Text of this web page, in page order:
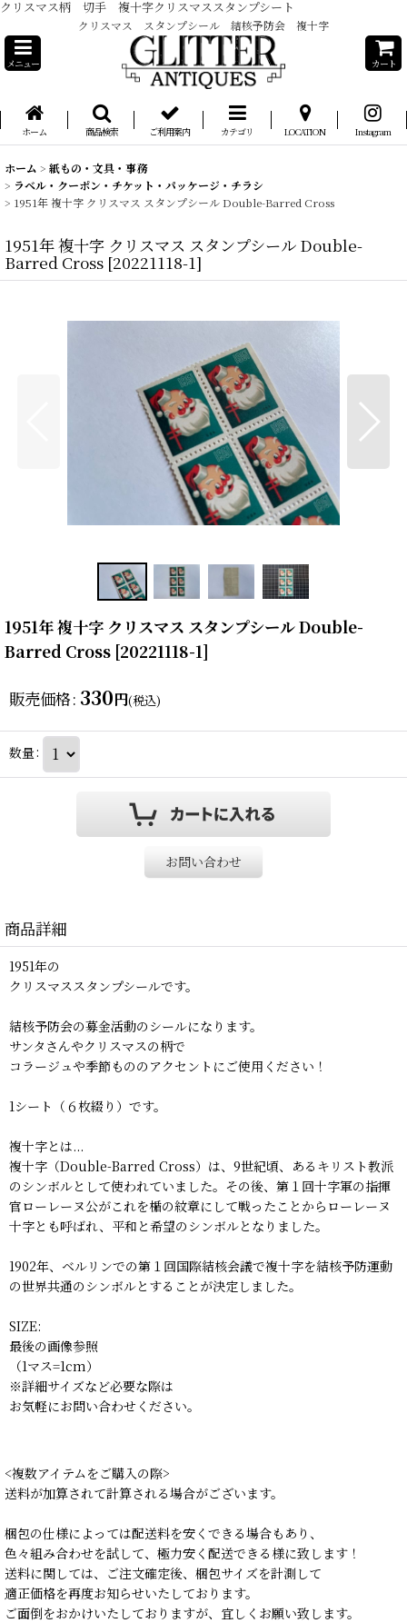
クリスマス柄 切手 複十字クリスマススタンプシート
クリスマス スタンプシール 結核予防会 複十字
メニュー カート
ホーム 商品検索 ご利用案内 カテゴリ LOCATION Instagram
ホーム > 紙もの・文具・事務
> ラベル・クーポン・チケット・パッケージ・チラシ
> 1951年 複十字 クリスマス スタンプシール Double-Barred Cross
1951年 複十字 クリスマス スタンプシール Double-
Barred Cross [20221118-1]
1951年 複十字 クリスマス スタンプシール Double-
Barred Cross [20221118-1]
販売価格: 330円(税込)
数量:
お問い合わせ
商品詳細
1951年の
クリスマススタンプシールです。
結核予防会の募金活動のシールになります。
サンタさんやクリスマスの柄で
コラージュや季節もののアクセントにご使用ください！
1シート（６枚綴り）です。
複十字とは...
複十字（Double-Barred Cross）は、9世紀頃、あるキリスト教派
のシンボルとして使われていました。その後、第１回十字軍の指揮
官ローレーヌ公がこれを楯の紋章にして戦ったことからローレーヌ
十字とも呼ばれ、平和と希望のシンボルとなりました。
1902年、ベルリンでの第１回国際結核会議で複十字を結核予防運動
の世界共通のシンボルとすることが決定しました。
SIZE:
最後の画像参照
（1マス=1cm）
※詳細サイズなど必要な際は
お気軽にお問い合わせください。
<複数アイテムをご購入の際>
送料が加算されて計算される場合がございます。
梱包の仕様によっては配送料を安くできる場合もあり、
色々組み合わせを試して、極力安く配送できる様に致します！
送料に関しては、ご注文確定後、梱包サイズを計測して
適正価格を再度お知らせいたしております。
ご面倒をおかけいたしておりますが、宜しくお願い致します。